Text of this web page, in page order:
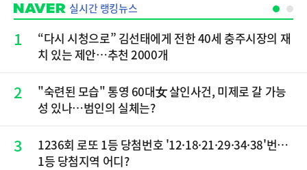
실시간 랭킹뉴스
1
“다시 시청으로” 김선태에게 전한 40세 충주시장의 재
치 있는 제안…추천 2000개
2
"숙련된 모습" 통영 60대女 살인사건, 미제로 갈 가능
성 있나…범인의 실체는?
3
1236회 로또 1등 당첨번호 '12·18·21·29·34·38'번…
1등 당첨지역 어디?